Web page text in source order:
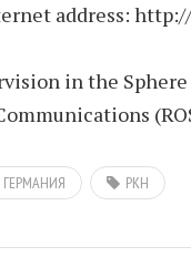
address:
in the
ГЕРМАНИЯ РКН